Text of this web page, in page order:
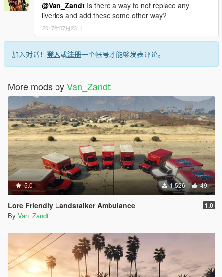
@Van_Zandt Is there a way to not replace any
liveries and add these some other way?
2017年07月23日
加入对话！ 登入或注册一个帐号才能够发表评论。
More mods byVan_Zandt:
5.0 1,526 49
Lore Friendly Landstalker Ambulance 1.0
By Van_Zandt